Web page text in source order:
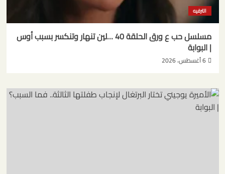
الترفيه
مسلسل حب ع ورق الحلقة 40 …لين تنهار وتنكسر بسبب أوس
| البوابة
6 أغسطس، 2026